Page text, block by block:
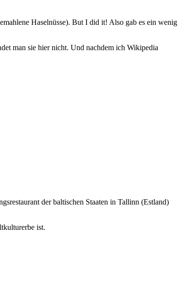
Haselnüsse). But I did it! Also gab es ein wenig
man sie hier nicht. Und nachdem ich Wikipedia
der baltischen Staaten in Tallinn (Estland)
ist.